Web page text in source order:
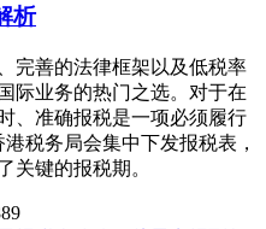
析
完善的法律框架以及低税率
际业务的热门之选。对于在
、准确报税是一项必须履行
税务局会集中下发报税表，
关键的报税期。